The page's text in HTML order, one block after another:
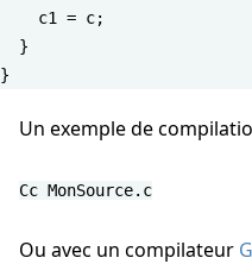
    c1 = c;
  }
Un exemple de
cc MonSource.c
ou avec un compilateur